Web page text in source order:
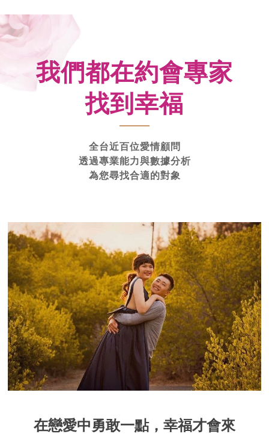
我們都在約會專家
找到幸福
全台近百位愛情顧問
透過專業能力與數據分析
為您尋找合適的對象
在戀愛中勇敢一點，幸福才會來